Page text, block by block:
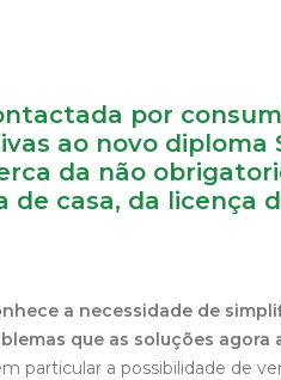
por
ao novo diploma
da não
de casa, da licença
a necessidade de
que as soluções agora
particular a possibilidade de